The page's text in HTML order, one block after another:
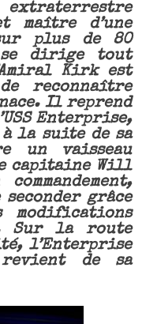
extraterrestre
maître d’une
plus de 80
se dirige tout
Kirk est
reconnaître
Il reprend
Enterprise,
à la suite de sa
un vaisseau
capitaine Will
seconder grâce
modifications
Sur la route
l’Enterprise
de sa